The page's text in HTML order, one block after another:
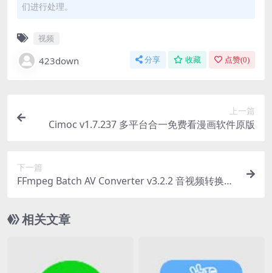
们进行处理。
视频
423down 分享 收藏 点赞(0)
上一篇
Cimoc v1.7.237 多平台合一免费看漫画软件原版
下一篇
FFmpeg Batch AV Converter v3.2.2 音视频转换软
相关文章